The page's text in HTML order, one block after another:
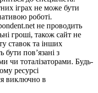
іграх не може бути
роботі.
не проводить
гроші, також сайт не
ставок та інших
бути пов’язані з
чи тоталізаторами. Будь-
ресурсі
виключно в